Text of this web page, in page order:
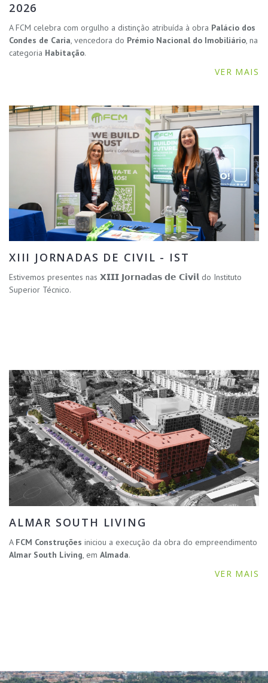
2026
A FCM celebra com orgulho a distinção atribuída à obra Palácio dos
Condes de Caria, vencedora do Prémio Nacional do Imobiliário, na
categoria Habitação.
VER MAIS
XIII JORNADAS DE CIVIL - IST
Estivemos presentes nas 𝗫𝗜𝗜𝗜 𝗝𝗼𝗿𝗻𝗮𝗱𝗮𝘀 𝗱𝗲 𝗖𝗶𝘃𝗶𝗹 do Instituto
Superior Técnico.
ALMAR SOUTH LIVING
A FCM Construções iniciou a execução da obra do empreendimento
Almar South Living, em Almada.
VER MAIS